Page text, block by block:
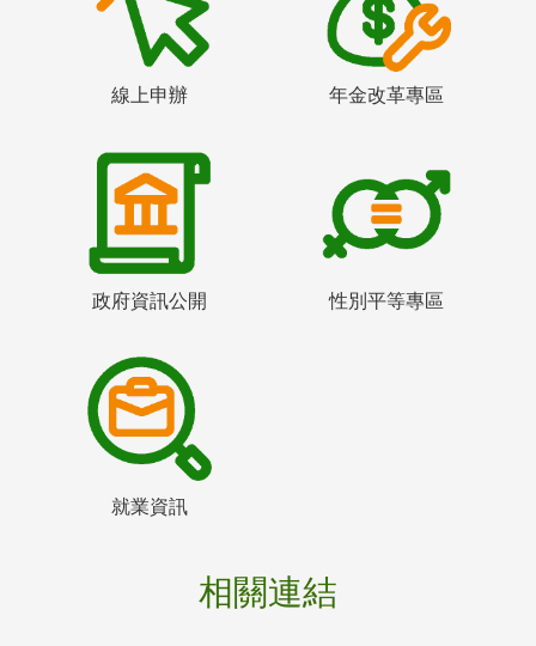
線上申辦 年金改革專區
政府資訊公開 性別平等專區
就業資訊
相關連結